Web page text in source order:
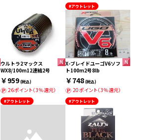
#アウトレット
ウルトラ2マックス
WX8/100m12連結2号
￥959(税込)
26ポイント（3％還元）
#アウトレット
X-ブレイドユーゴV6ソフ
ト100m2号8lb
￥748(税込)
20ポイント（3％還元）
#アウトレット